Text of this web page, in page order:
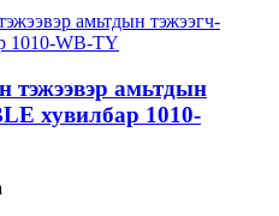
тэжээвэр амьтдын
хувилбар 1010-